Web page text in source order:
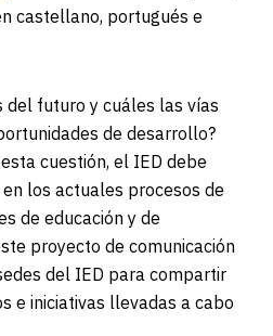
castellano, portugués e
del futuro y cuáles las vías
de desarrollo?
cuestión, el IED debe
los actuales procesos de
de educación y de
proyecto de comunicación
del IED para compartir
e iniciativas llevadas a cabo